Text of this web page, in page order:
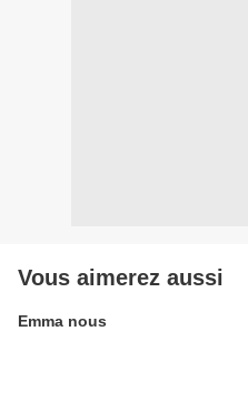
Vous aimerez aussi
Emma nous